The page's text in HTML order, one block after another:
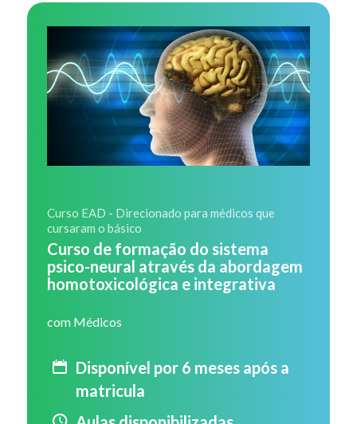
Curso EAD - Direcionado para médicos que
cursaram o básico
Curso de formação do sistema
psico-neural através da abordagem
homotoxicológica e integrativa
com Médicos
Disponível por 6 meses após a
matricula